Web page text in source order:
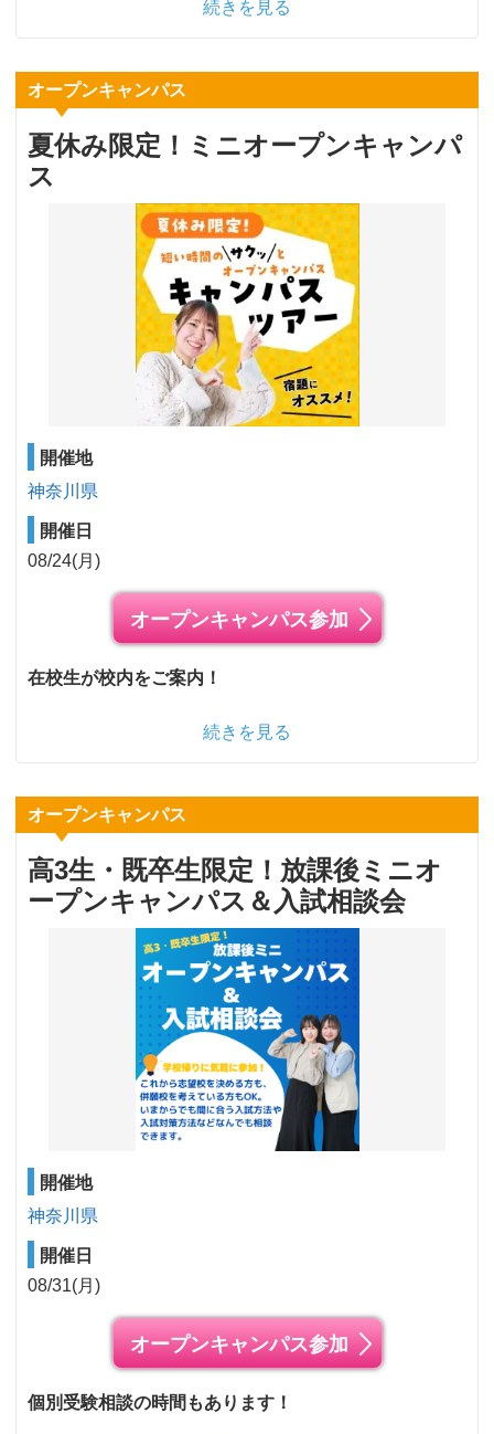
続きを見る
オープンキャンパス
夏休み限定！ミニオープンキャンパ
ス
開催地
神奈川県
開催日
08/24(月)
オープンキャンパス参加
在校生が校内をご案内！
続きを見る
オープンキャンパス
高3生・既卒生限定！放課後ミニオ
ープンキャンパス＆入試相談会
開催地
神奈川県
開催日
08/31(月)
オープンキャンパス参加
個別受験相談の時間もあります！